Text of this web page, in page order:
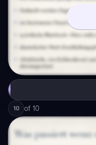
10 of 10